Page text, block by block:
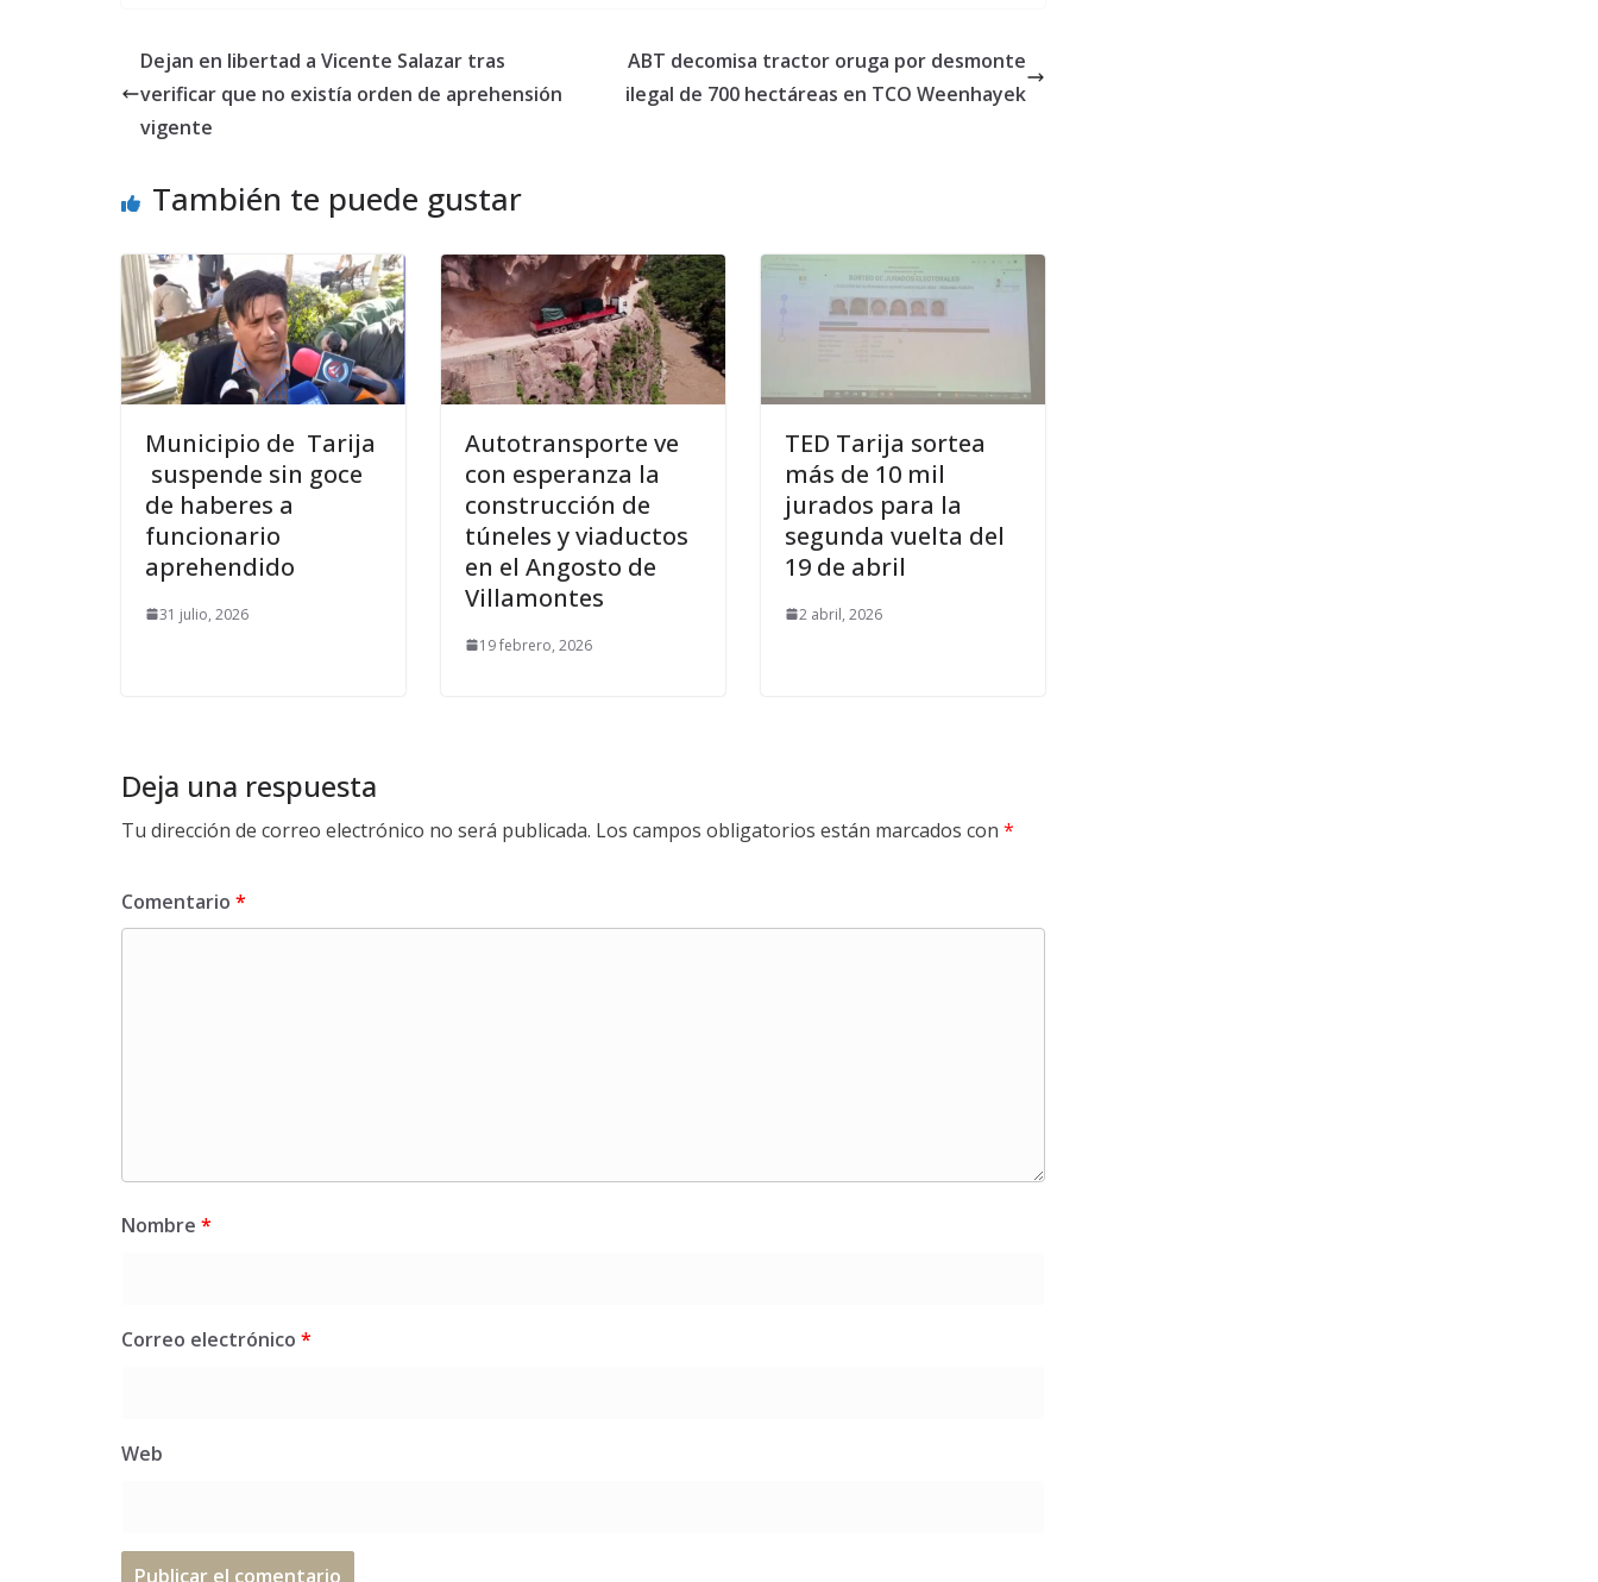
Dejan en libertad a Vicente Salazar tras
verificar que no existía orden de aprehensión
vigente
ABT decomisa tractor oruga por desmonte
ilegal de 700 hectáreas en TCO Weenhayek
También te puede gustar
Municipio de Tarija
suspende sin goce
de haberes a
funcionario
aprehendido
31 julio, 2026
Autotransporte ve
con esperanza la
construcción de
túneles y viaductos
en el Angosto de
Villamontes
19 febrero, 2026
TED Tarija sortea
más de 10 mil
jurados para la
segunda vuelta del
19 de abril
2 abril, 2026
Deja una respuesta
Tu dirección de correo electrónico no será publicada. Los campos obligatorios están marcados con *
Comentario *
Nombre *
Correo electrónico *
Web